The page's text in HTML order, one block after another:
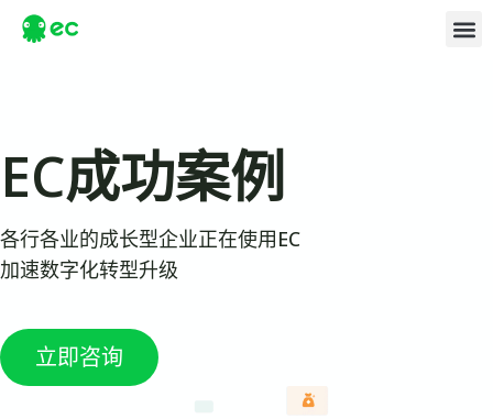
EC成功案例
各行各业的成长型企业正在使用EC
加速数字化转型升级
立即咨询